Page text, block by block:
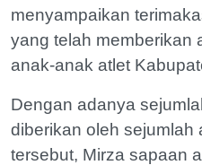
menyampaikan
yang telah memberikan
anak-anak atlet
Dengan adanya
diberikan oleh sejumlah
tersebut, Mirza sapaan